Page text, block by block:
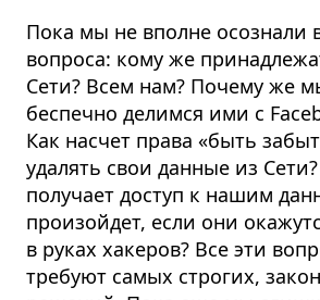
Пока мы не вполне осознали
вопроса: кому же
Сети? Всем нам? Почему же
беспечно делимся ими с
Как насчет права «быть
удалять свои данные из
получает доступ к нашим
произойдет, если они
в руках хакеров? Все эти
требуют самых строгих,